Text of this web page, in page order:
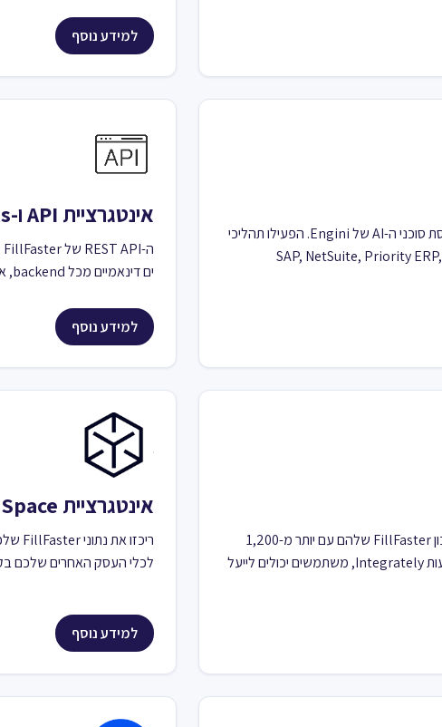
למידע נוסף
חברו את FillFaster לפלטפורמת האוטומציה מבוססת סוכני ה-AI של Engini. הפעילו תהליכי
עבודה על מסמכים חתומים והזרימו נתונים ישירות ל-SAP, NetSuite, Priority ERP,
אינטגרציית API ו-Webhooks
ים דינאמיים מכל backend, אוטומציה, או סוכן AI. כולל מפרט OpenAPI מלא.
למידע נוסף
Integrately מאפשרת למשתמשים לחבר את חשבון FillFaster שלהם עם יותר מ-1,200
אפליקציות כדי לבצע אוטומציה של משימות. באמצעות Integrately, משתמשים יכולים לייעל
אינטגרציית Boost Space
לכלי העסק האחרים שלכם
למידע נוסף